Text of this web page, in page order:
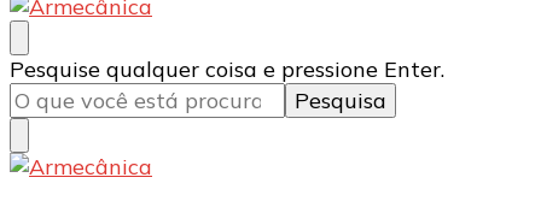
Armecânica
Blog
Procurando
algo?
Pesquise qualquer coisa e pressione Enter.